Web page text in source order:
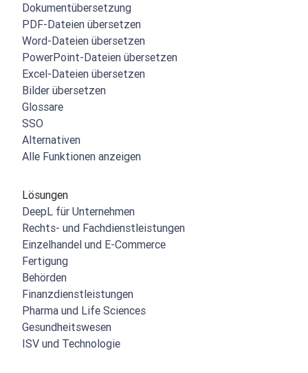
Dokumentübersetzung
PDF-Dateien übersetzen
Word-Dateien übersetzen
PowerPoint-Dateien übersetzen
Excel-Dateien übersetzen
Bilder übersetzen
Glossare
SSO
Alternativen
Alle Funktionen anzeigen
Lösungen
DeepL für Unternehmen
Rechts- und Fachdienstleistungen
Einzelhandel und E-Commerce
Fertigung
Behörden
Finanzdienstleistungen
Pharma und Life Sciences
Gesundheitswesen
ISV und Technologie